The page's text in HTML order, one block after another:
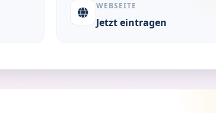
WEBSEITE
Jetzt eintragen